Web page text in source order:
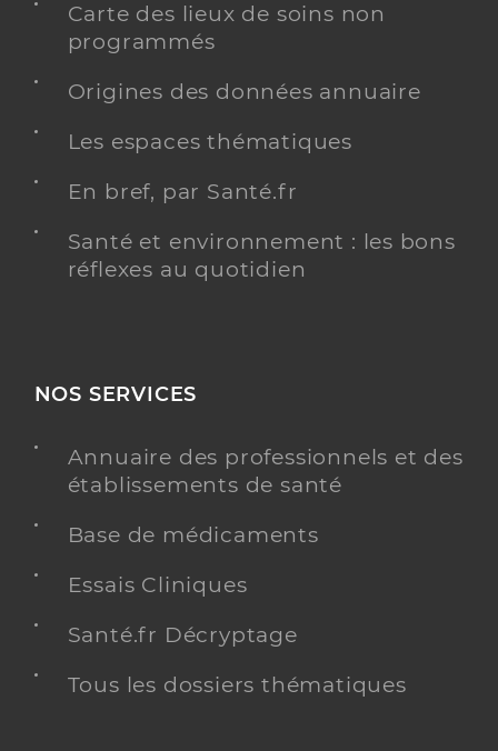
Carte des lieux de soins non
programmés
Origines des données annuaire
Les espaces thématiques
En bref, par Santé.fr
Santé et environnement : les bons
réflexes au quotidien
NOS SERVICES
Annuaire des professionnels et des
établissements de santé
Base de médicaments
Essais Cliniques
Santé.fr Décryptage
Tous les dossiers thématiques